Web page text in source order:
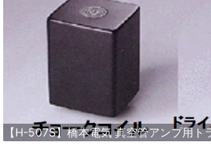
【H-507S】橋本電気 真空管アンプ用